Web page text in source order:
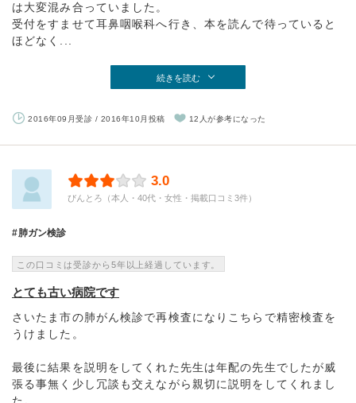
は大変混み合っていました。
受付をすませて耳鼻咽喉科へ行き、本を読んで待っていると
ほどなく...
続きを読む
2016年09月受診 / 2016年10月投稿 12人が参考になった
3.0
びんとろ（本人・40代・女性・掲載口コミ3件）
肺ガン検診
この口コミは受診から5年以上経過しています。
とても古い病院です
さいたま市の肺がん検診で再検査になりこちらで精密検査を
うけました。
最後に結果を説明をしてくれた先生は年配の先生でしたが威
張る事無く少し冗談も交えながら親切に説明をしてくれまし